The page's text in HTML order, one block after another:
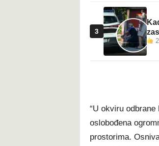
3
“U okviru
oslobođena
prostorima.